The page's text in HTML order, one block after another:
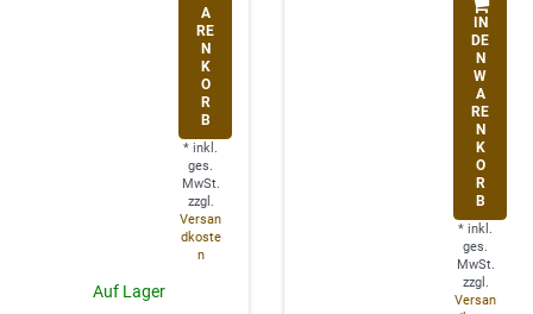
A
RE
N
K
O
R
B
* inkl.
ges.
MwSt.
zzgl.
Versan
dkoste
n
Auf Lager
IN
DE
N
W
A
RE
N
K
O
R
B
* inkl.
ges.
MwSt.
zzgl.
Versan